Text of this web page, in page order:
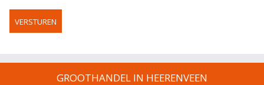
GROOTHANDEL IN HEERENVEEN